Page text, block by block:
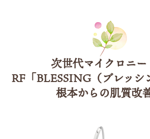
次世代マイクロニ
RF「BLESSING（ブレッシ
根本からの肌質改